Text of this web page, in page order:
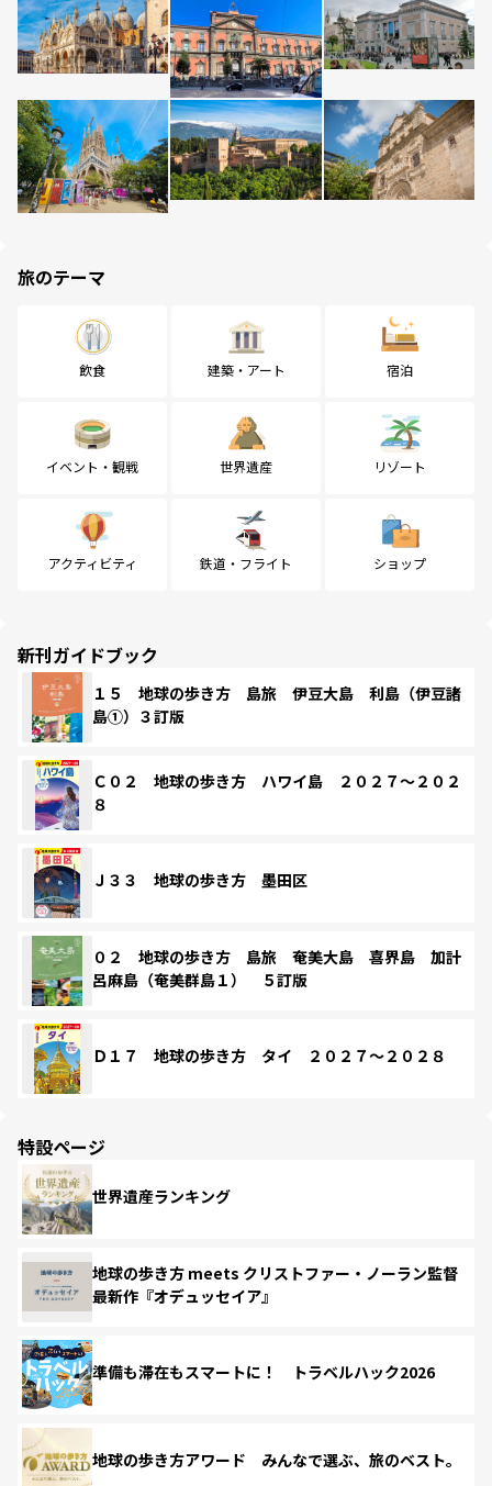
旅のテーマ
飲食 建築・アート 宿泊
イベント・観戦 世界遺産 リゾート
アクティビティ 鉄道・フライト ショップ
新刊ガイドブック
１５ 地球の歩き方 島旅 伊豆大島 利島（伊豆諸
島①）３訂版
Ｃ０２ 地球の歩き方 ハワイ島 ２０２７～２０２
８
Ｊ３３ 地球の歩き方 墨田区
０２ 地球の歩き方 島旅 奄美大島 喜界島 加計
呂麻島（奄美群島１） ５訂版
Ｄ１７ 地球の歩き方 タイ ２０２７～２０２８
特設ページ
世界遺産ランキング
地球の歩き方 meets クリストファー・ノーラン監督
最新作『オデュッセイア』
準備も滞在もスマートに！ トラベルハック2026
地球の歩き方アワード みんなで選ぶ、旅のベスト。